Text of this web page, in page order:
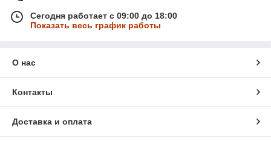
Сегодня работает с 09:00 до 18:00
Показать весь график работы
О нас
Контакты
Доставка и оплата